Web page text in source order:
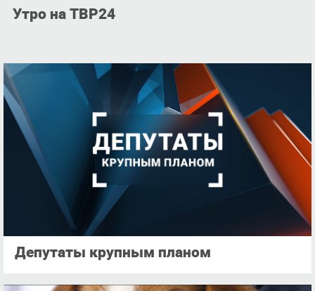
Утро на ТВР24
Депутаты крупным планом